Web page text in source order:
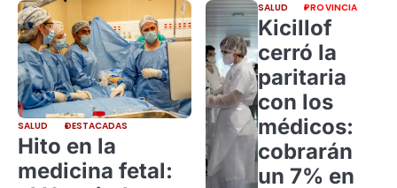
SALUD DESTACADAS
Hito en la
medicina fetal:
SALUD PROVINCIA
Kicillof
cerró la
paritaria
con los
médicos:
cobrarán
un 7% en